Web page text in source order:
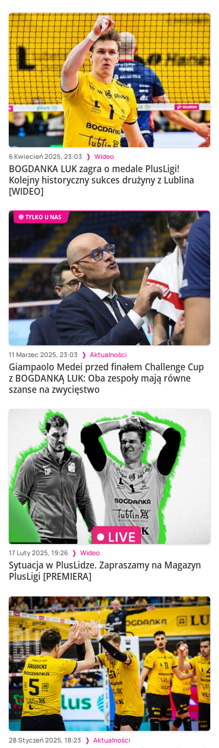
6 Kwiecień 2025, 23:03 Wideo
BOGDANKA LUK zagra o medale PlusLigi!
Kolejny historyczny sukces drużyny z Lublina
[WIDEO]
TYLKO U NAS
11 Marzec 2025, 23:03 Aktualności
Giampaolo Medei przed finałem Challenge Cup
z BOGDANKĄ LUK: Oba zespoły mają równe
szanse na zwycięstwo
17 Luty 2025, 19:26 Wideo
Sytuacja w PlusLidze. Zapraszamy na Magazyn
PlusLigi [PREMIERA]
28 Styczeń 2025, 18:23 Aktualności